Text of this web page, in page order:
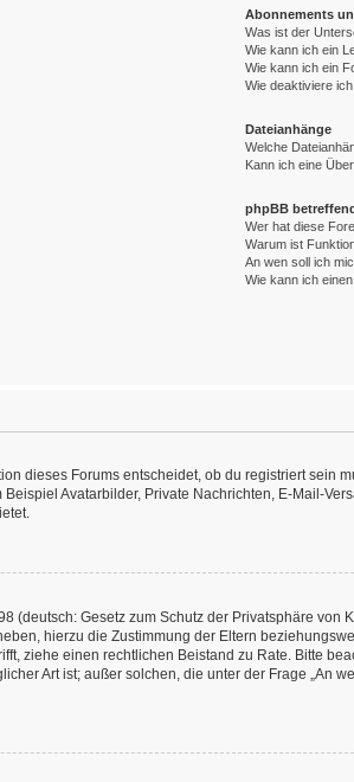
Abonnements
Was ist der
Wie kann ich ein
Wie kann ich ein
Wie deaktiviere
Dateianhänge
Welche
Kann ich eine
phpBB
Wer hat diese
Warum ist
An wen soll ich
Wie kann ich
dieses Forums entscheidet, ob du registriert sein
Avatarbilder, Private Nachrichten, E-Mail-
(deutsch: Gesetz zum Schutz der Privatsphäre
hierzu die Zustimmung der Eltern
ziehe einen rechtlichen Beistand zu Rate. Bitte
Art ist; außer solchen, die unter der Frage „An